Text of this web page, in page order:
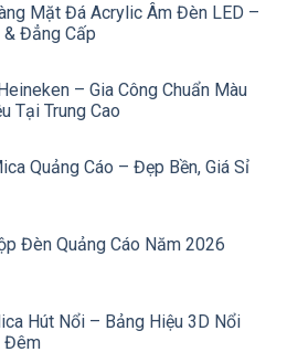
Mặt Đá Acrylic Âm Đèn LED –
& Đẳng Cấp
– Gia Công Chuẩn Màu
Tại Trung Cao
Quảng Cáo – Đẹp Bền, Giá Sỉ
Đèn Quảng Cáo Năm 2026
Hút Nổi – Bảng Hiệu 3D Nổi
Đêm